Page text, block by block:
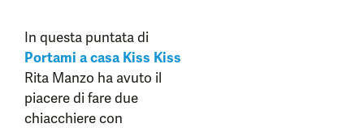
In questa puntata di
Portami a casa Kiss Kiss
Rita Manzo ha avuto il
piacere di fare due
chiacchiere con